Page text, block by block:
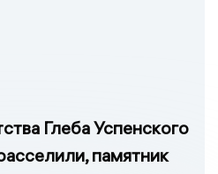
Глеба Успенского
памятник